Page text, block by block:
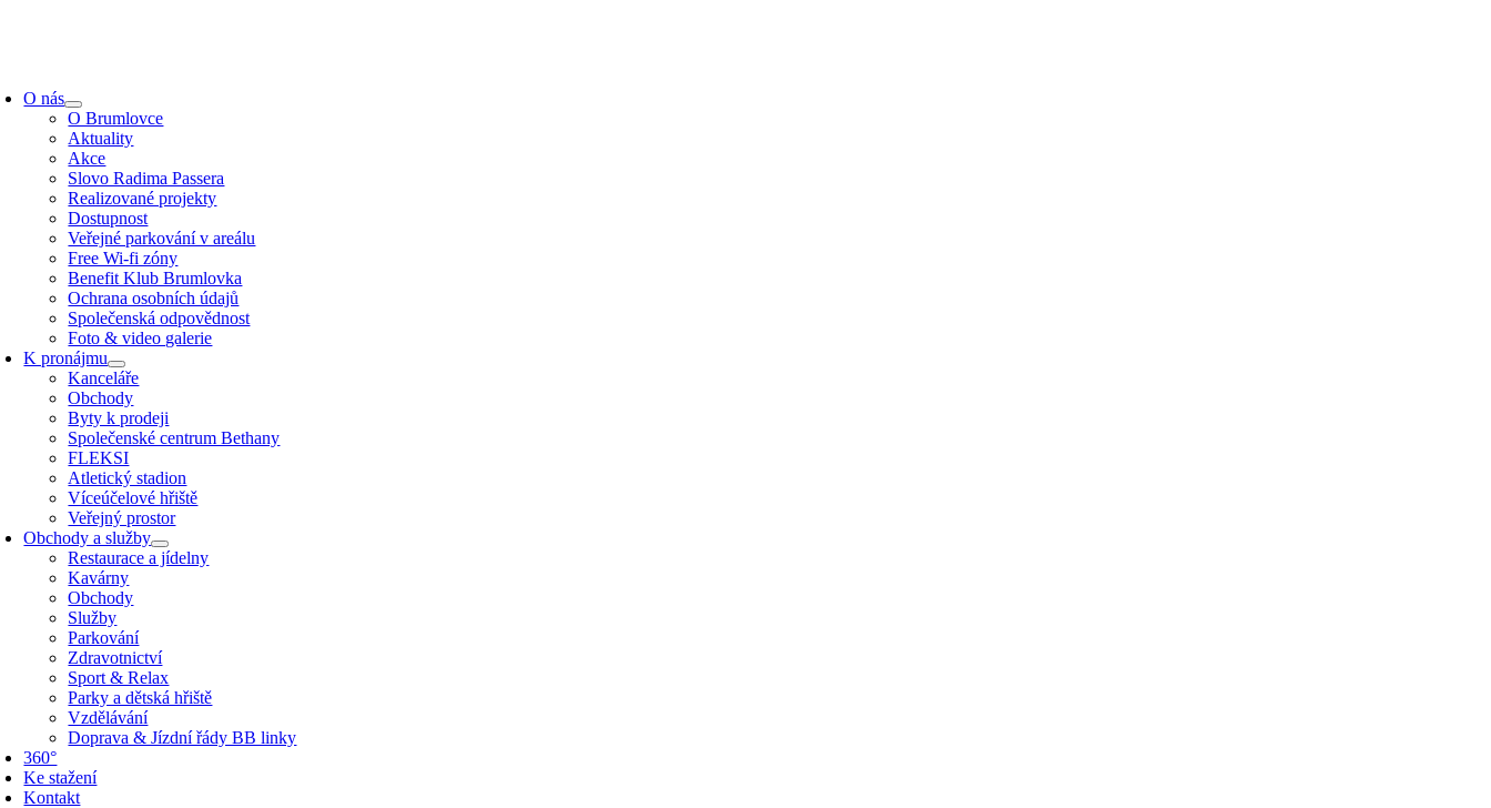
O nás
O Brumlovce
Aktuality
Akce
Slovo Radima Passera
Realizované projekty
Dostupnost
Veřejné parkování v areálu
Free Wi-fi zóny
Benefit Klub Brumlovka
Ochrana osobních údajů
Společenská odpovědnost
Foto & video galerie
K pronájmu
Kanceláře
Obchody
Byty k prodeji
Společenské centrum Bethany
FLEKSI
Atletický stadion
Víceúčelové hřiště
Veřejný prostor
Obchody a služby
Restaurace a jídelny
Kavárny
Obchody
Služby
Parkování
Zdravotnictví
Sport & Relax
Parky a dětská hřiště
Vzdělávání
Doprava & Jízdní řády BB linky
360°
Ke stažení
Kontakt